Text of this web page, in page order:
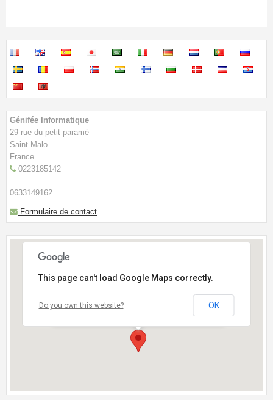
Génifée Informatique
29 rue du petit paramé
Saint Malo
France
0223185142
0633149162
Formulaire de contact
- Près du cimetière des Ormeaux-Face à L'institut
This page can't load Google Maps correctly.
Do you own this website? OK